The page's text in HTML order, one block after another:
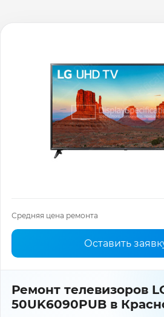
Средняя цена ремонта
Оставить
Ремонт телевизоров
50UK6090PUB в